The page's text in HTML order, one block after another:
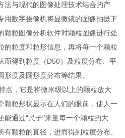
法与现代的图像处理技术结合的产
用数字摄像机将显微镜的图像拍摄下
颗粒图像分析软件对颗粒图像进行处
的粒度和粒形信息，再将每一个颗粒
而得到粒度（D50）及粒度分布、平
度及圆形度分布等结果。
点，它是将微米级以上的颗粒放大
颗粒形状显示在人们的眼前，使人一
能通过“尺子"来量每一个颗粒的大
颗粒的直径，进而得到粒度分布、